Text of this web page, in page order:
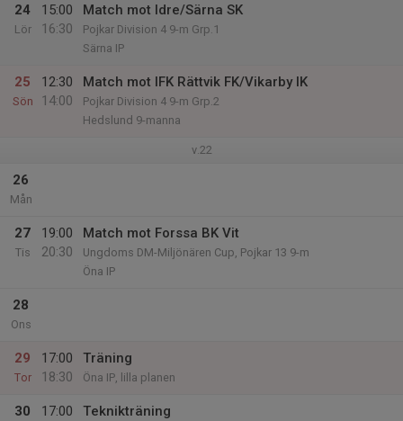
24
Lör
15:00
16:30
Match mot Idre/Särna SK
Pojkar Division 4 9-m Grp.1
Särna IP
25
Sön
12:30
14:00
Match mot IFK Rättvik FK/Vikarby IK
Pojkar Division 4 9-m Grp.2
Hedslund 9-manna
v.22
26
Mån
27
Tis
19:00
20:30
Match mot Forssa BK Vit
Ungdoms DM-Miljönären Cup, Pojkar 13 9-m
Öna IP
28
Ons
29
Tor
17:00
18:30
Träning
Öna IP, lilla planen
30
17:00
Teknikträning